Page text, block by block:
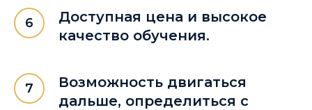
Доступная цена и высокое
качество обучения.
Возможность двигаться
дальше, определиться с